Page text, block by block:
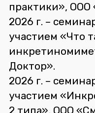
практики», ООО
2026 г. –
участием «Что
Доктор».
2026 г. –
участием
2 типа», ООО